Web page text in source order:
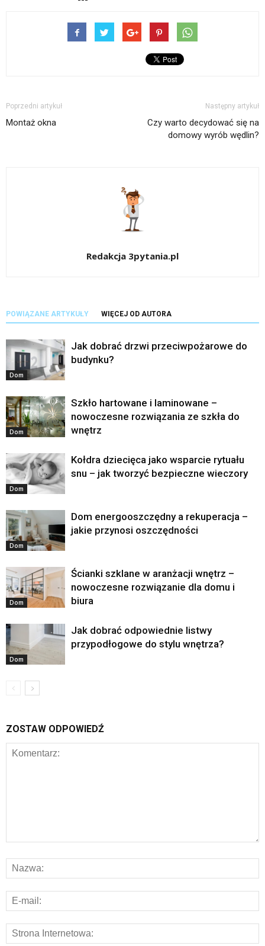
Poprzedni artykuł
Montaż okna
Następny artykuł
Czy warto decydować się na
domowy wyrób wędlin?
Redakcja 3pytania.pl
POWIĄZANE ARTYKUŁY WIĘCEJ OD AUTORA
Dom
Jak dobrać drzwi przeciwpożarowe do
budynku?
Dom
Szkło hartowane i laminowane –
nowoczesne rozwiązania ze szkła do
wnętrz
Dom
Kołdra dziecięca jako wsparcie rytuału
snu – jak tworzyć bezpieczne wieczory
Dom
Dom energooszczędny a rekuperacja –
jakie przynosi oszczędności
Dom
Ścianki szklane w aranżacji wnętrz –
nowoczesne rozwiązanie dla domu i
biura
Dom
Jak dobrać odpowiednie listwy
przypodłogowe do stylu wnętrza?
ZOSTAW ODPOWIEDŹ